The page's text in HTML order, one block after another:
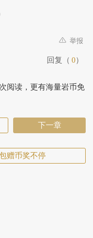
举报
回复（ 0）
阅读，更有海量岩币免
下一章
赠币奖不停